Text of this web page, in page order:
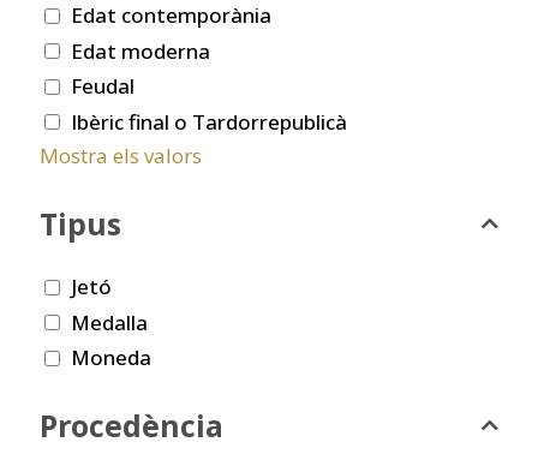
Edat contemporània
Edat moderna
Feudal
Ibèric final o Tardorrepublicà
Mostra els valors
Tipus
Jetó
Medalla
Moneda
Procedència